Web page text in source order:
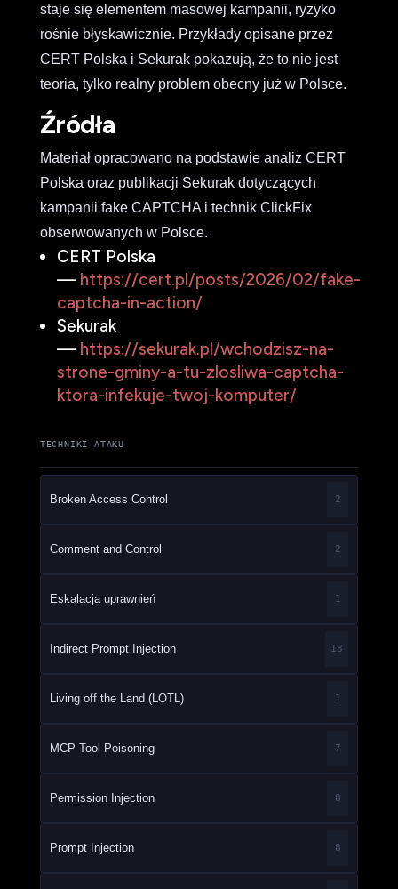
staje się elementem masowej kampanii, ryzyko
rośnie błyskawicznie. Przykłady opisane przez
CERT Polska i Sekurak pokazują, że to nie jest
teoria, tylko realny problem obecny już w Polsce.
Źródła
Materiał opracowano na podstawie analiz CERT
Polska oraz publikacji Sekurak dotyczących
kampanii fake CAPTCHA i technik ClickFix
obserwowanych w Polsce.
CERT Polska
— https://cert.pl/posts/2026/02/fake-
captcha-in-action/
Sekurak
— https://sekurak.pl/wchodzisz-na-
strone-gminy-a-tu-zlosliwa-captcha-
ktora-infekuje-twoj-komputer/
TECHNIKI ATAKU
Broken Access Control 2
Comment and Control 2
Eskalacja uprawnień 1
Indirect Prompt Injection 18
Living off the Land (LOTL) 1
MCP Tool Poisoning 7
Permission Injection 8
Prompt Injection 8